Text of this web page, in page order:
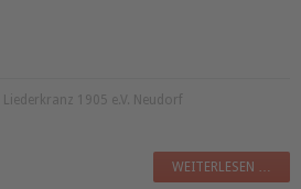
1905 e.V. Neudorf
WEITERLESEN …